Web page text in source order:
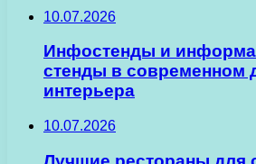
10.07.2026
Инфостенды и
стенды в современном
интерьера
10.07.2026